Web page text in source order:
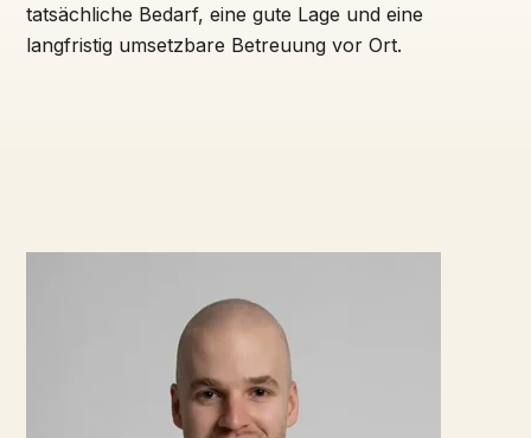
tatsächliche Bedarf, eine gute Lage und eine
langfristig umsetzbare Betreuung vor Ort.